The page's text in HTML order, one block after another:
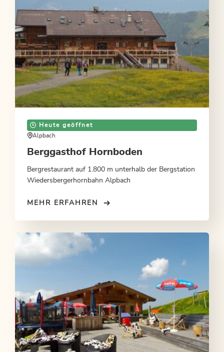
Heute geöffnet
Alpbach
Berggasthof Hornboden
Bergrestaurant auf 1.800 m unterhalb der Bergstation
Wiedersbergerhornbahn Alpbach
MEHR ERFAHREN